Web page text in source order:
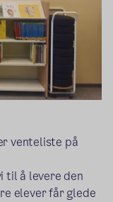
venteliste på
til å levere den
elever får glede